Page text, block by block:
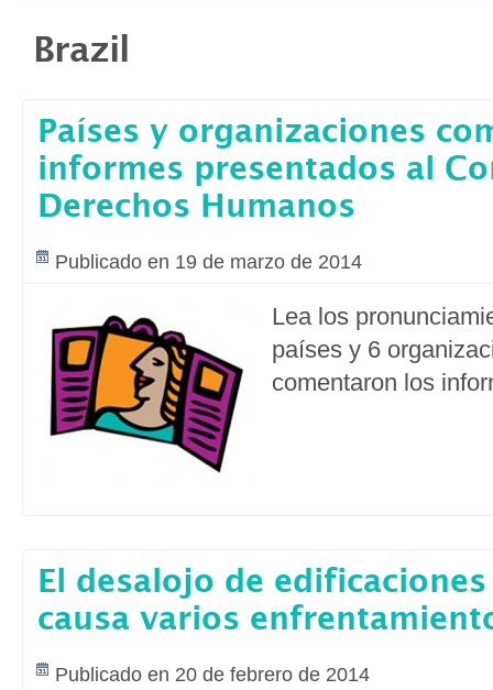
Brazil
Países y organizaciones
informes presentados al
Derechos Humanos
Publicado en 19 de marzo de 2014
Lea los
países y 6
comentaron los
El desalojo de edificaciones
causa varios
Publicado en 20 de febrero de 2014